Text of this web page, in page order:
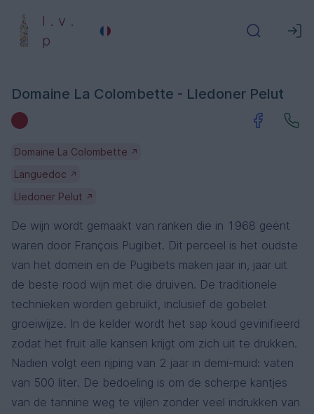
l . v .
p
Domaine La Colombette - Lledoner Pelut
Domaine La Colombette ↗
Languedoc ↗
Lledoner Pelut ↗
De wijn wordt gemaakt van ranken die in 1968 geënt
waren door François Pugibet. Dit perceel is het oudste
van het domein en de Pugibets maken jaar in, jaar uit
de beste rood wijn met die druiven. De traditionele
technieken worden gebruikt, inclusief de gobelet
groeiwijze. In de kelder wordt het sap koud gevinifieerd
zodat het fruit alle kansen krijgt om zich uit te drukken.
Nadien volgt een rijping van 2 jaar in demi-muid: vaten
van 500 liter. De bedoeling is om de scherpe kantjes
van de tannine weg te vijlen zonder veel indrukken van